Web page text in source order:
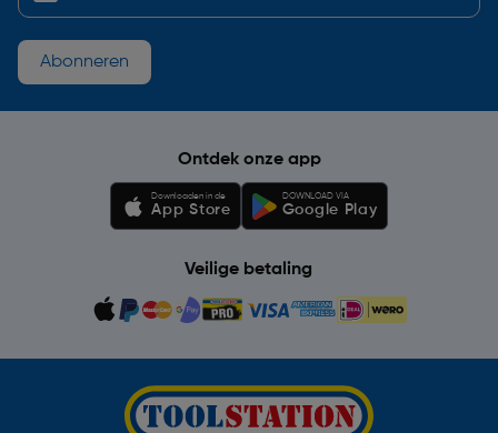
Abonneren
Ontdek onze app
Downloaden in de
App Store
DOWNLOAD VIA
Google Play
Veilige betaling